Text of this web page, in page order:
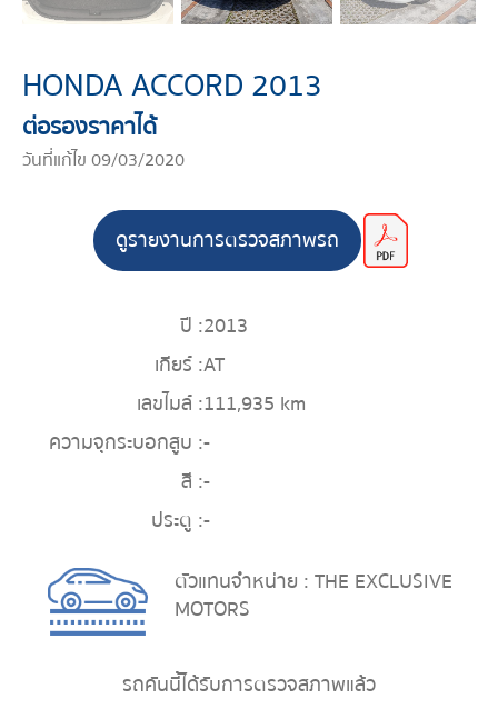
HONDA ACCORD 2013
ต่อรองราคาได้
วันที่แก้ไข 09/03/2020
ดูรายงานการตรวจสภาพรถ
ปี :2013
เกียร์ :AT
เลขไมล์ :111,935 km
ความจุกระบอกสูบ :-
สี :-
ประตู :-
ตัวแทนจำหน่าย : THE EXCLUSIVE
MOTORS
รถคันนี้ได้รับการตรวจสภาพแล้ว